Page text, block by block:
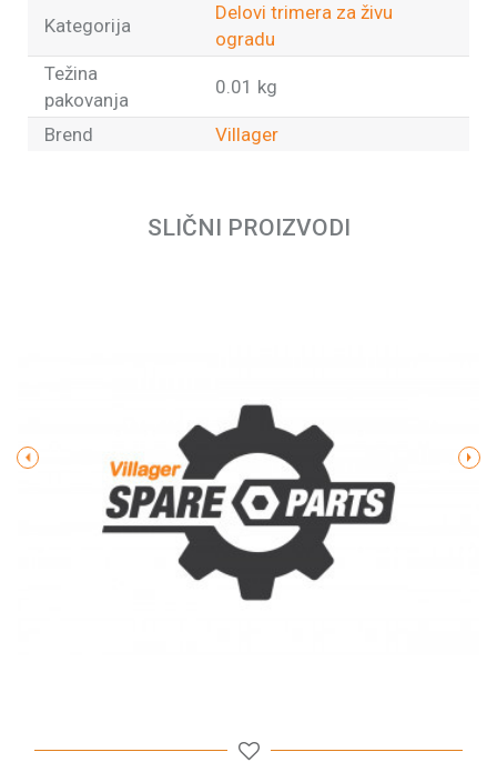
Kategorija
Delovi trimera za živu
ogradu
Težina
pakovanja
0.01 kg
Brend Villager
POŠALJI
SLIČNI PROIZVODI